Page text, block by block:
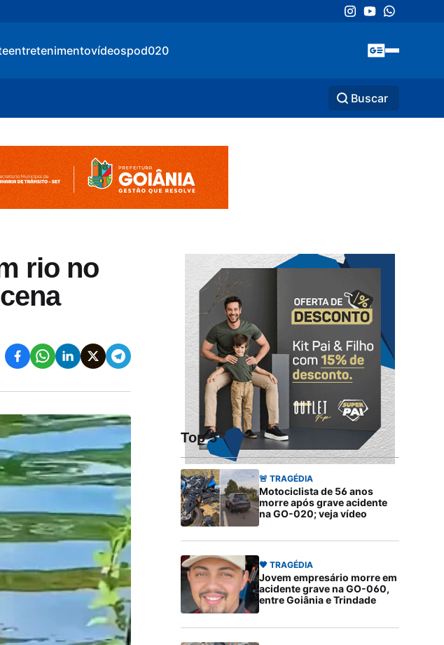
entretenimentovídeospod020
Buscar
rio no
Top 5
🚨 TRAGÉDIA
Motociclista de 56 anos
morre após grave acidente
na GO-020; veja vídeo
🖤 TRAGÉDIA
Jovem empresário morre em
acidente grave na GO-060,
entre Goiânia e Trindade